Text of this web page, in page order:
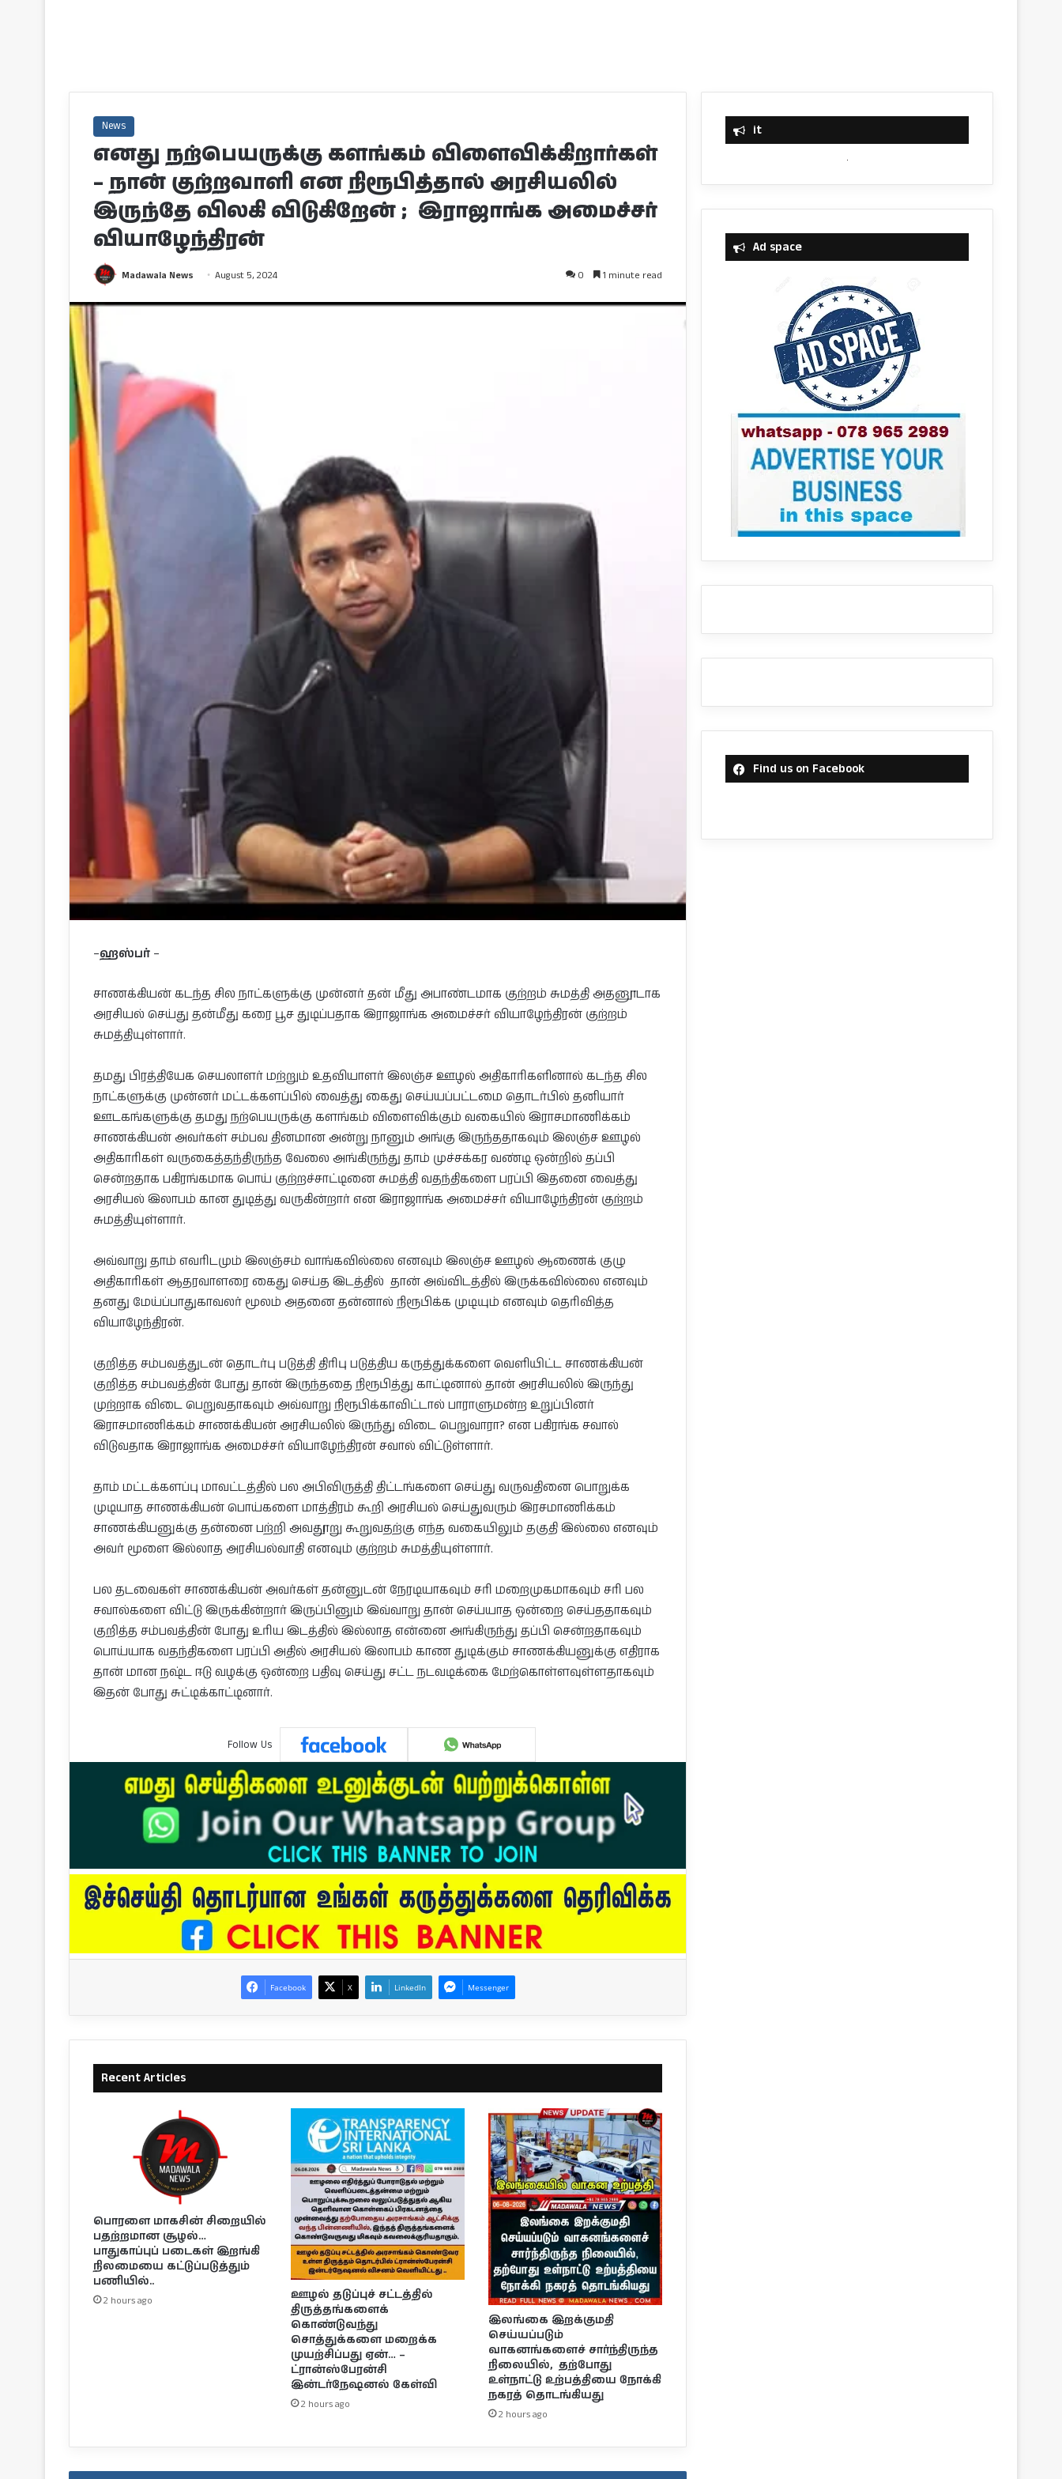
News
எனது நற்பெயருக்கு களங்கம் விளைவிக்கிறார்கள்
– நான் குற்றவாளி என நிரூபித்தால் அரசியலில்
இருந்தே விலகி விடுகிறேன் ; இராஜாங்க அமைச்சர்
வியாழேந்திரன்
Madawala News August 5, 2024 0 1 minute read
–ஹஸ்பர் –
சாணக்கியன் கடந்த சில நாட்களுக்கு முன்னர் தன் மீது அபாண்டமாக குற்றம் சுமத்தி அதனூடாக
அரசியல் செய்து தன்மீது கரை பூச துடிப்பதாக இராஜாங்க அமைச்சர் வியாழேந்திரன் குற்றம்
சுமத்தியுள்ளார்.
தமது பிரத்தியேக செயலாளர் மற்றும் உதவியாளர் இலஞ்ச ஊழல் அதிகாரிகளினால் கடந்த சில
நாட்களுக்கு முன்னர் மட்டக்களப்பில் வைத்து கைது செய்யப்பட்டமை தொடர்பில் தனியார்
ஊடகங்களுக்கு தமது நற்பெயருக்கு களங்கம் விளைவிக்கும் வகையில் இராசமாணிக்கம்
சாணக்கியன் அவர்கள் சம்பவ தினமான அன்று நானும் அங்கு இருந்ததாகவும் இலஞ்ச ஊழல்
அதிகாரிகள் வருகைத்தந்திருந்த வேலை அங்கிருந்து தாம் முச்சக்கர வண்டி ஒன்றில் தப்பி
சென்றதாக பகிரங்கமாக பொய் குற்றச்சாட்டினை சுமத்தி வதந்திகளை பரப்பி இதனை வைத்து
அரசியல் இலாபம் கான துடித்து வருகின்றார் என இராஜாங்க அமைச்சர் வியாழேந்திரன் குற்றம்
சுமத்தியுள்ளார்.
அவ்வாறு தாம் எவரிடமும் இலஞ்சம் வாங்கவில்லை எனவும் இலஞ்ச ஊழல் ஆணைக் குழு
அதிகாரிகள் ஆதரவாளரை கைது செய்த இடத்தில் தான் அவ்விடத்தில் இருக்கவில்லை எனவும்
தனது மேய்ப்பாதுகாவலர் மூலம் அதனை தன்னால் நிரூபிக்க முடியும் எனவும் தெரிவித்த
வியாழேந்திரன்.
குறித்த சம்பவத்துடன் தொடர்பு படுத்தி திரிபு படுத்திய கருத்துக்களை வெளியிட்ட சாணக்கியன்
குறித்த சம்பவத்தின் போது தான் இருந்ததை நிரூபித்து காட்டினால் தான் அரசியலில் இருந்து
முற்றாக விடை பெறுவதாகவும் அவ்வாறு நிரூபிக்காவிட்டால் பாராளுமன்ற உறுப்பினர்
இராசமாணிக்கம் சாணக்கியன் அரசியலில் இருந்து விடை பெறுவாரா? என பகிரங்க சவால்
விடுவதாக இராஜாங்க அமைச்சர் வியாழேந்திரன் சவால் விட்டுள்ளார்.
தாம் மட்டக்களப்பு மாவட்டத்தில் பல அபிவிருத்தி திட்டங்களை செய்து வருவதினை பொறுக்க
முடியாத சாணக்கியன் பொய்களை மாத்திரம் கூறி அரசியல் செய்துவரும் இரசமாணிக்கம்
சாணக்கியனுக்கு தன்னை பற்றி அவதூறு கூறுவதற்கு எந்த வகையிலும் தகுதி இல்லை எனவும்
அவர் மூளை இல்லாத அரசியல்வாதி எனவும் குற்றம் சுமத்தியுள்ளார்.
பல தடவைகள் சாணக்கியன் அவர்கள் தன்னுடன் நேரடியாகவும் சரி மறைமுகமாகவும் சரி பல
சவால்களை விட்டு இருக்கின்றார் இருப்பினும் இவ்வாறு தான் செய்யாத ஒன்றை செய்ததாகவும்
குறித்த சம்பவத்தின் போது உரிய இடத்தில் இல்லாத என்னை அங்கிருந்து தப்பி சென்றதாகவும்
பொய்யாக வதந்திகளை பரப்பி அதில் அரசியல் இலாபம் காண துடிக்கும் சாணக்கியனுக்கு எதிராக
தான் மான நஷ்ட ஈடு வழக்கு ஒன்றை பதிவு செய்து சட்ட நடவடிக்கை மேற்கொள்ளவுள்ளதாகவும்
இதன் போது சுட்டிக்காட்டினார்.
Follow Us
Facebook X LinkedIn Messenger
Recent Articles
பொரளை மாகசின் சிறையில்
பதற்றமான சூழல்…
பாதுகாப்புப் படைகள் இறங்கி
நிலமையை கட்டுப்படுத்தும்
பணியில்..
2 hours ago
ஊழல் தடுப்புச் சட்டத்தில்
திருத்தங்களைக்
கொண்டுவந்து
சொத்துக்களை மறைக்க
முயற்சிப்பது ஏன்… –
ட்ரான்ஸ்பேரன்சி
இன்டர்நேஷனல் கேள்வி
2 hours ago
இலங்கை இறக்குமதி
செய்யப்படும்
வாகனங்களைச் சார்ந்திருந்த
நிலையில், தற்போது
உள்நாட்டு உற்பத்தியை நோக்கி
நகரத் தொடங்கியது
2 hours ago
it
Ad space
Find us on Facebook